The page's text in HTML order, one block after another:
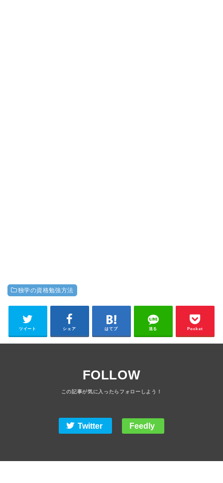
独学の資格勉強方法
ツイート シェア はてブ 送る Pocket
FOLLOW
Twitter Feedly